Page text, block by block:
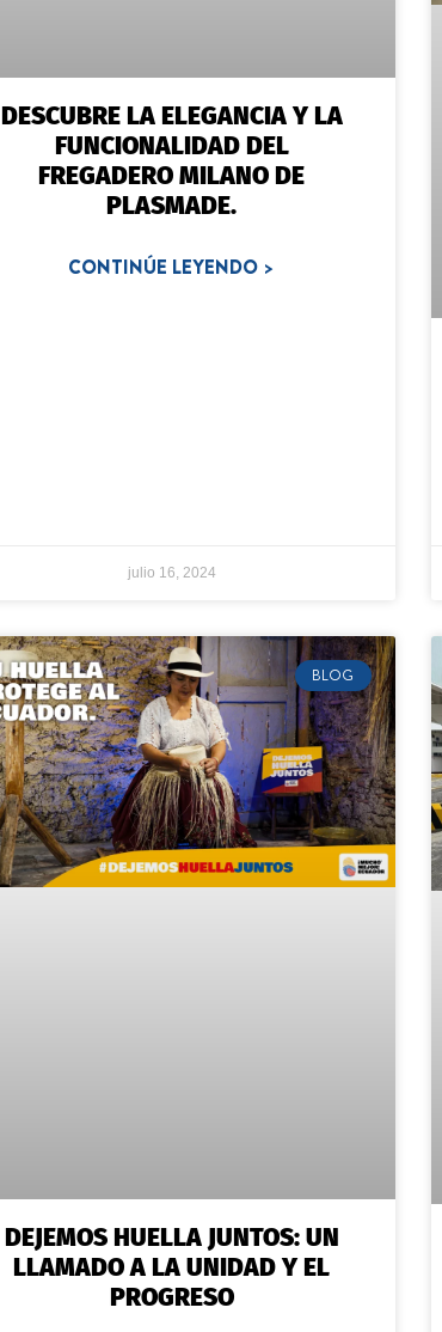
DESCUBRE LA ELEGANCIA Y LA
FUNCIONALIDAD DEL
FREGADERO MILANO DE
PLASMADE.
CONTINÚE LEYENDO >
julio 16, 2024
BLOG
DEJEMOS HUELLA JUNTOS: UN
LLAMADO A LA UNIDAD Y EL
PROGRESO